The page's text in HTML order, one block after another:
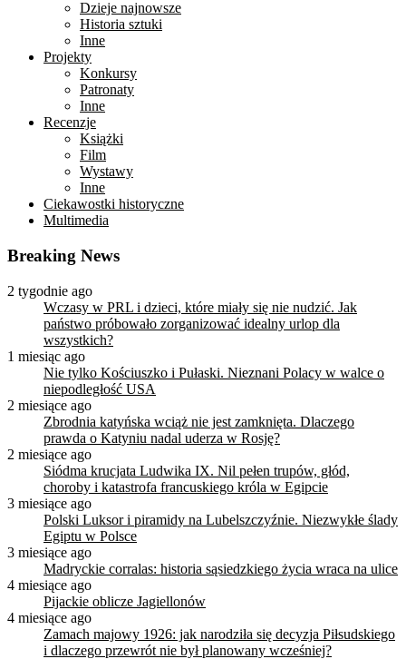
Dzieje najnowsze
Historia sztuki
Inne
Projekty
Konkursy
Patronaty
Inne
Recenzje
Książki
Film
Wystawy
Inne
Ciekawostki historyczne
Multimedia
Breaking News
2 tygodnie ago
Wczasy w PRL i dzieci, które miały się nie nudzić. Jak
państwo próbowało zorganizować idealny urlop dla
wszystkich?
1 miesiąc ago
Nie tylko Kościuszko i Pułaski. Nieznani Polacy w walce o
niepodległość USA
2 miesiące ago
Zbrodnia katyńska wciąż nie jest zamknięta. Dlaczego
prawda o Katyniu nadal uderza w Rosję?
2 miesiące ago
Siódma krucjata Ludwika IX. Nil pełen trupów, głód,
choroby i katastrofa francuskiego króla w Egipcie
3 miesiące ago
Polski Luksor i piramidy na Lubelszczyźnie. Niezwykłe ślady
Egiptu w Polsce
3 miesiące ago
Madryckie corralas: historia sąsiedzkiego życia wraca na ulice
4 miesiące ago
Pijackie oblicze Jagiellonów
4 miesiące ago
Zamach majowy 1926: jak narodziła się decyzja Piłsudskiego
i dlaczego przewrót nie był planowany wcześniej?